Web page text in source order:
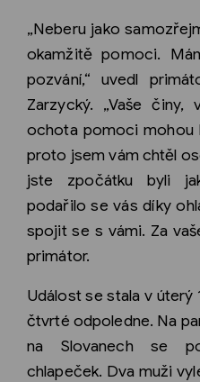
„Neberu jako
okamžitě pomoci.
pozvání,“ uvedl
Zarzycký. „Vaše činy,
ochota pomoci mohou
proto jsem vám chtěl
jste zpočátku byli
podařilo se vás díky
spojit se s vámi. Za
primátor.
Událost se stala v úterý
čtvrté odpoledne. Na
na Slovanech se
chlapeček. Dva muži